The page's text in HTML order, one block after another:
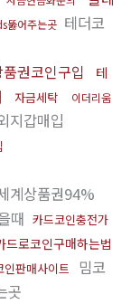
뚫어주는곳 테더코
권코인구입
테
자금세탁
이더리움
지갑매입
계상품권94%
때 카드코인충전가
드로코인구매하는법
인판매사이트
밈코
곳